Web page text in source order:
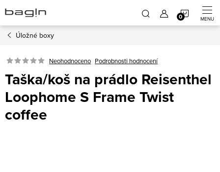
na
obsah
Úložné boxy
Neohodnoceno Podrobnosti hodnocení
Taška/koš na prádlo Reisenthel
Loophome S Frame Twist
coffee